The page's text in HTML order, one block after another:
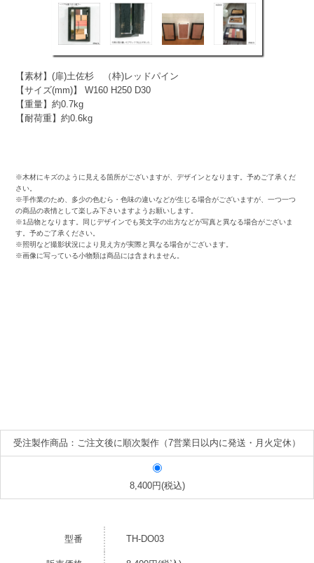
【素材】(扉)土佐杉 （枠)レッドパイン
【サイズ(mm)】 W160 H250 D30
【重量】約0.7kg
【耐荷重】約0.6kg
※木材にキズのように見える箇所がございますが、デザインとなります。予めご了承くだ
さい。
※手作業のため、多少の色むら・色味の違いなどが生じる場合がございますが、一つ一つ
の商品の表情として楽しみ下さいますようお願いします。
※1品物となります。同じデザインでも英文字の出方などが写真と異なる場合がございま
す。予めご了承ください。
※照明など撮影状況により見え方が実際と異なる場合がございます。
※画像に写っている小物類は商品には含まれません。
受注製作商品：ご注文後に順次製作（7営業日以内に発送・月火定休）
8,400円(税込)
型番 TH-DO03